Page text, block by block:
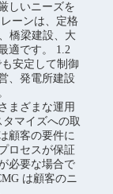
しいニーズを
ーンは、定格
橋梁建設、大
適です。 1.2
安定して制御
、発電所建設
まざまな運用
マイズへの取
顧客の要件に
ロセスが保証
必要な場合で
は顧客のニ